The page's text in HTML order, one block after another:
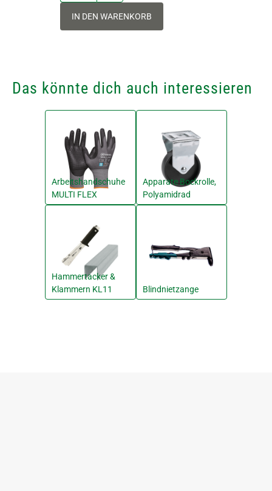
IN DEN WARENKORB
Das könnte dich auch interessieren
Arbeitshandschuhe
MULTI FLEX
Apparate Bockrolle,
Polyamidrad
Hammertacker &
Klammern KL11
Blindnietzange